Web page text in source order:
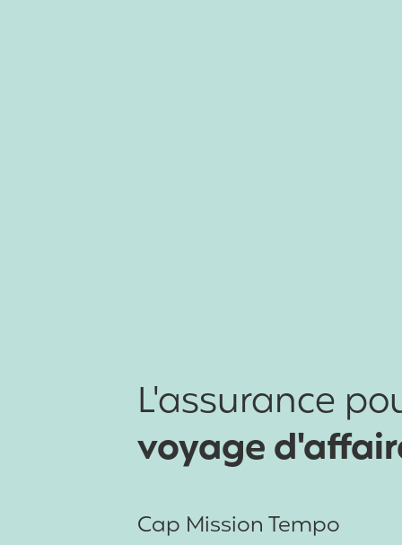
Cap Mission Tempo
L'assurance
voyage